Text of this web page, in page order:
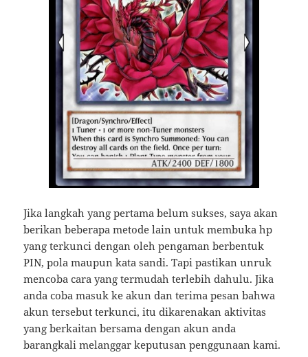
Jika langkah yang pertama belum sukses, saya akan
berikan beberapa metode lain untuk membuka hp
yang terkunci dengan oleh pengaman berbentuk
PIN, pola maupun kata sandi. Tapi pastikan unruk
mencoba cara yang termudah terlebih dahulu. Jika
anda coba masuk ke akun dan terima pesan bahwa
akun tersebut terkunci, itu dikarenakan aktivitas
yang berkaitan bersama dengan akun anda
barangkali melanggar keputusan penggunaan kami.